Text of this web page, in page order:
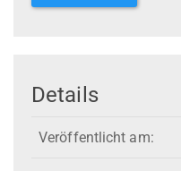
Details
Veröffentlicht am: